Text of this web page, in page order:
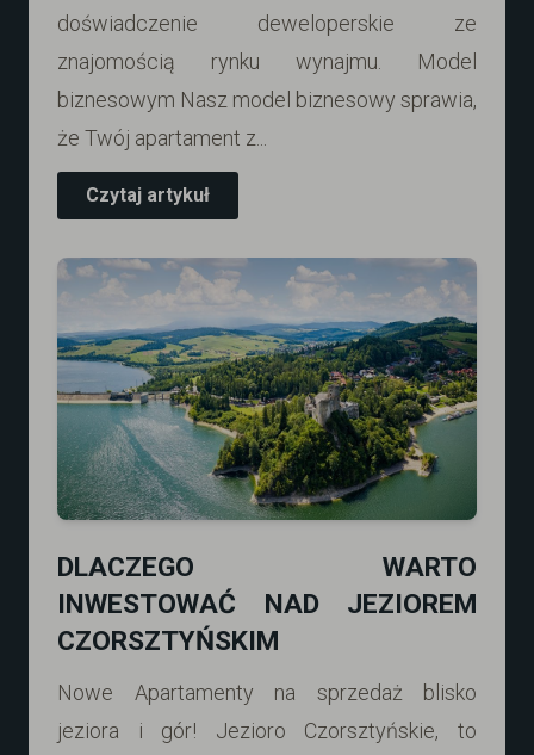
doświadczenie deweloperskie ze
znajomością rynku wynajmu. Model
biznesowym Nasz model biznesowy sprawia,
że Twój apartament z...
Czytaj artykuł
DLACZEGO WARTO
INWESTOWAĆ NAD JEZIOREM
CZORSZTYŃSKIM
Nowe Apartamenty na sprzedaż blisko
jeziora i gór! Jezioro Czorsztyńskie, to